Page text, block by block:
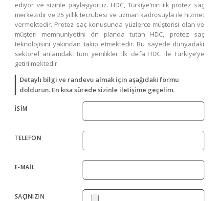
ediyor ve sizinle paylaşıyoruz. HDC, Türkiye’nin ilk protez saç
merkezidir ve 25 yıllık tecrübesi ve uzman kadrosuyla ile hizmet
vermektedir. Protez saç konusunda yüzlerce müşterisi olan ve
müşteri memnuniyetini ön planda tutan HDC, protez saç
teknolojisini yakından takip etmektedir. Bu sayede dünyadaki
sektörel anlamdaki tüm yenilikler ilk defa HDC ile Türkiye’ye
getirilmektedir.
Detaylı bilgi ve randevu almak için aşağıdaki formu
doldurun. En kısa sürede sizinle iletişime geçelim.
İSİM
TELEFON
E-MAİL
SAÇINIZIN